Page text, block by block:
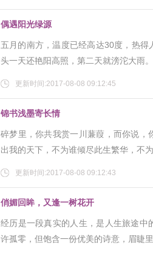
偶遇阳光绿源
五月的南方，温度已经高达30度，热得
头一天还艳阳高照，第二天就滂沱大雨
更新时间:2017-08-08 09:12:45
锦书浅墨寄长情
碎梦里，你共我赏一川蒹葭，而你说，
出我的天下，不为谁倾尽此生繁华，不
更新时间:2017-08-08 09:12:43
俏媚回眸，又逢一树花开
经历是一段真实的人生，是人生旅途
许孤零，但饱含一份优美的诗意，眉睫